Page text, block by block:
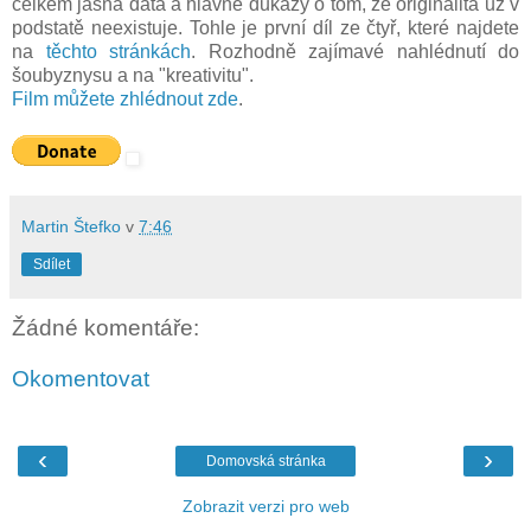
podstatě neexistuje. Tohle je první díl ze čtyř, které najdete
na těchto stránkách. Rozhodně zajímavé nahlédnutí do
šoubyznysu a na "kreativitu".
Film můžete zhlédnout zde.
Martin Štefko v 7:46
Sdílet
Žádné komentáře:
Okomentovat
‹ ›
Domovská stránka
Zobrazit verzi pro web